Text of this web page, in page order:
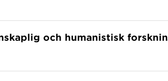
och humanistisk